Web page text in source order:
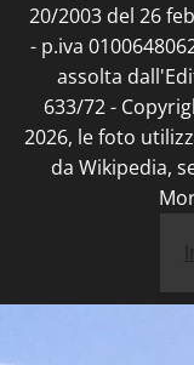
20/2003 del 26
- p.iva
assolta
633/72 -
2026, le foto
da Wikipedia,